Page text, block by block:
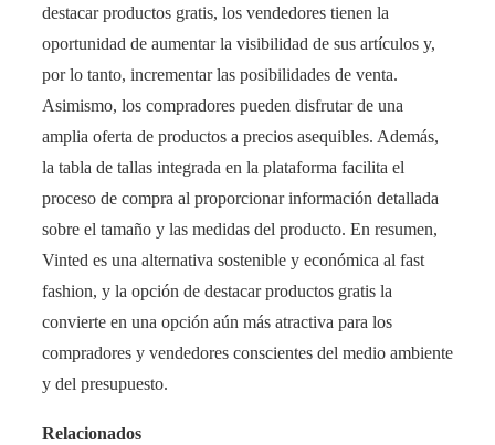
destacar productos gratis, los vendedores tienen la
oportunidad de aumentar la visibilidad de sus artículos y,
por lo tanto, incrementar las posibilidades de venta.
Asimismo, los compradores pueden disfrutar de una
amplia oferta de productos a precios asequibles. Además,
la tabla de tallas integrada en la plataforma facilita el
proceso de compra al proporcionar información detallada
sobre el tamaño y las medidas del producto. En resumen,
Vinted es una alternativa sostenible y económica al fast
fashion, y la opción de destacar productos gratis la
convierte en una opción aún más atractiva para los
compradores y vendedores conscientes del medio ambiente
y del presupuesto.
Relacionados